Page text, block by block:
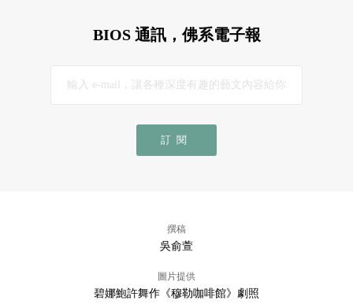
BIOS 通訊，佛系電子報
訂閱
撰稿
吳俞萱
圖片提供
碧娜鮑許舞作《穆勒咖啡館》劇照